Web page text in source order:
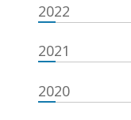
2022
2021
2020